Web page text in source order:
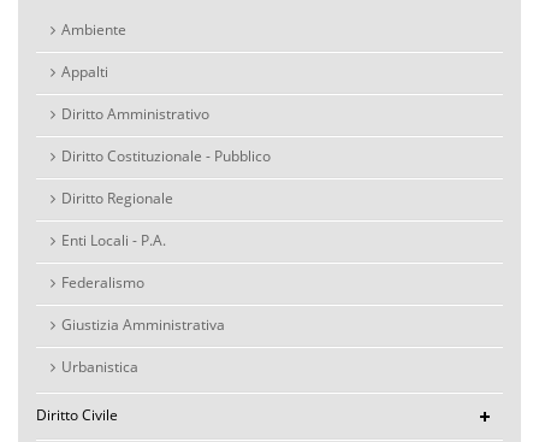
Ambiente
Appalti
Diritto Amministrativo
Diritto Costituzionale - Pubblico
Diritto Regionale
Enti Locali - P.A.
Federalismo
Giustizia Amministrativa
Urbanistica
Diritto Civile